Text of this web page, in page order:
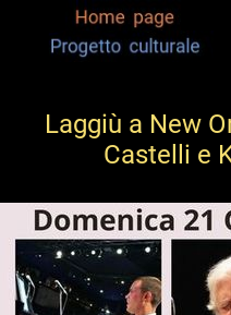
Laggiù a New
Castelli e